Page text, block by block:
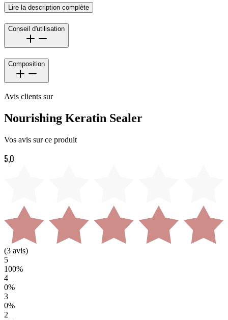
Lire la description complète
Conseil d'utilisation
Composition
Avis clients sur
Nourishing Keratin Sealer
Vos avis sur ce produit
5,0
(3 avis)
5
100%
4
0%
3
0%
2